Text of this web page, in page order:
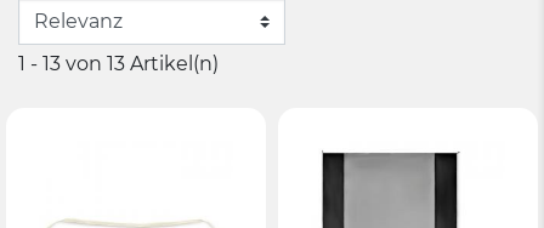
1 - 13 von 13 Artikel(n)